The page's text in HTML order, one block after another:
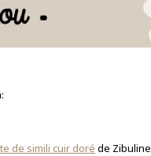
de simili cuir doré de Zibuline